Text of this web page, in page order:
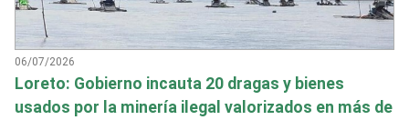
06/07/2026
Loreto: Gobierno incauta 20 dragas y bienes
usados por la minería ilegal valorizados en más de